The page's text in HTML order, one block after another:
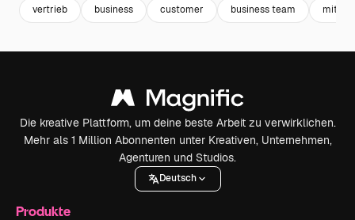
vertrieb business customer business team
Die kreative Plattform, um deine beste Arbeit zu verwirklichen.
Mehr als 1 Million Abonnenten unter Kreativen, Unternehmen,
Agenturen und Studios.
Deutsch
Produkte